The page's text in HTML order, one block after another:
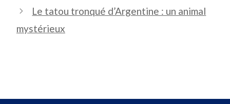
Le tatou tronqué d’Argentine : un animal
mystérieux